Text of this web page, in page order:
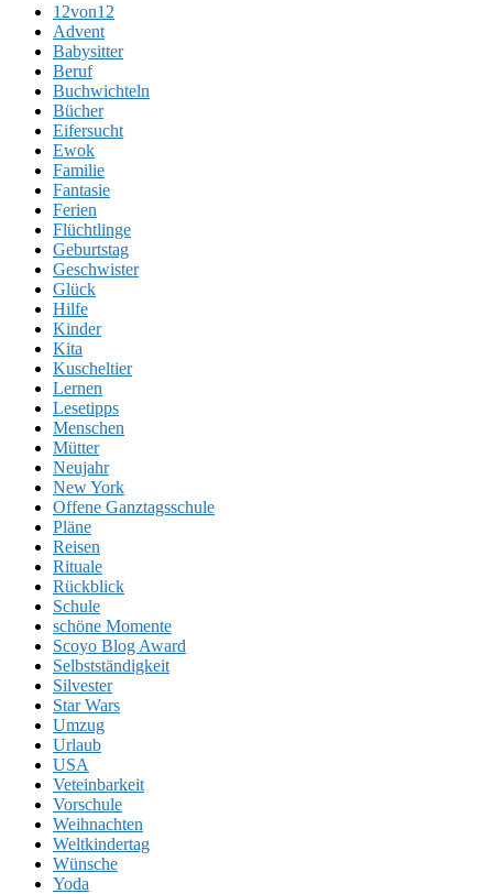
12von12
Advent
Babysitter
Beruf
Buchwichteln
Bücher
Eifersucht
Ewok
Familie
Fantasie
Ferien
Flüchtlinge
Geburtstag
Geschwister
Glück
Hilfe
Kinder
Kita
Kuscheltier
Lernen
Lesetipps
Menschen
Mütter
Neujahr
New York
Offene Ganztagsschule
Pläne
Reisen
Rituale
Rückblick
Schule
schöne Momente
Scoyo Blog Award
Selbstständigkeit
Silvester
Star Wars
Umzug
Urlaub
USA
Veteinbarkeit
Vorschule
Weihnachten
Weltkindertag
Wünsche
Yoda